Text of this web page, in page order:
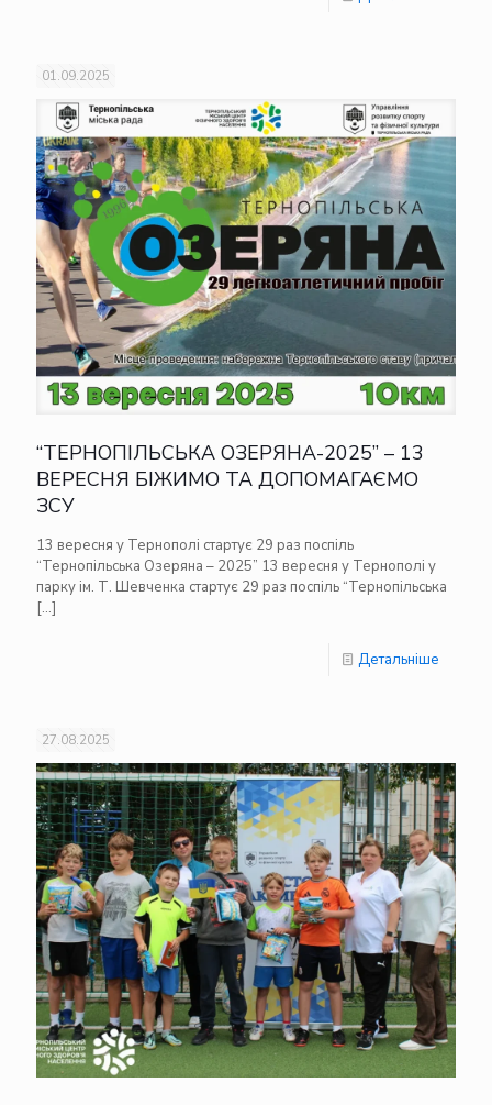
01.09.2025
“ТЕРНОПІЛЬСЬКА ОЗЕРЯНА-2025” – 13
ВЕРЕСНЯ БІЖИМО ТА ДОПОМАГАЄМО
ЗСУ
13 вересня у Тернополі стартує 29 раз поспіль
“Тернопільська Озеряна – 2025” 13 вересня у Тернополі у
парку ім. Т. Шевченка стартує 29 раз поспіль “Тернопільська
[…]
Детальніше
27.08.2025